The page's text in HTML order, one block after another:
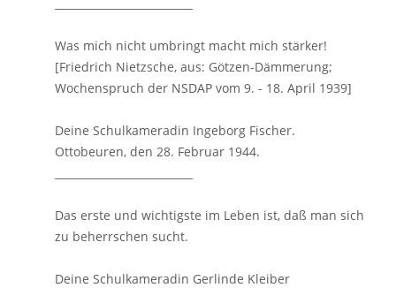
Was mich nicht umbringt macht mich stärker!
[Friedrich Nietzsche, aus: Götzen-Dämmerung;
Wochenspruch der NSDAP vom 9. - 18. April 1939]
Deine Schulkameradin Ingeborg Fischer.
Ottobeuren, den 28. Februar 1944.
Das erste und wichtigste im Leben ist, daß man sich
zu beherrschen sucht.
Deine Schulkameradin Gerlinde Kleiber